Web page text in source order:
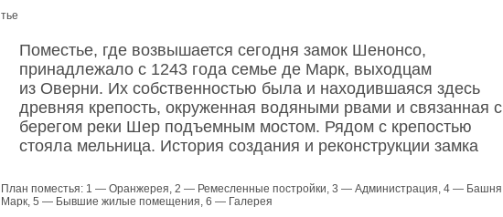
тье
Поместье, где возвышается сегодня замок Шенонсо,
принадлежало с 1243 года семье де Марк, выходцам
из Оверни. Их собственностью была и находившаяся здесь
древняя крепость, окруженная водяными рвами и связанная с
берегом реки Шер подъемным мостом. Рядом с крепостью
стояла мельница. История создания и реконструкции замка
План поместья: 1 — Оранжерея, 2 — Ремесленные постройки, 3 — Администрация, 4 — Башня
Марк, 5 — Бывшие жилые помещения, 6 — Галерея